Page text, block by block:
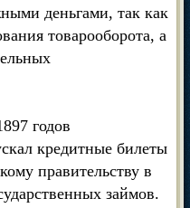
деньгами, так как
товарооборота, а
годов
кредитные билеты
правительству в
займов.